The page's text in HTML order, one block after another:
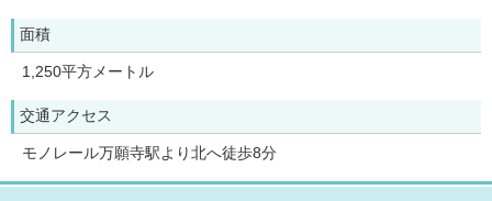
面積
1,250平方メートル
交通アクセス
モノレール万願寺駅より北へ徒歩8分